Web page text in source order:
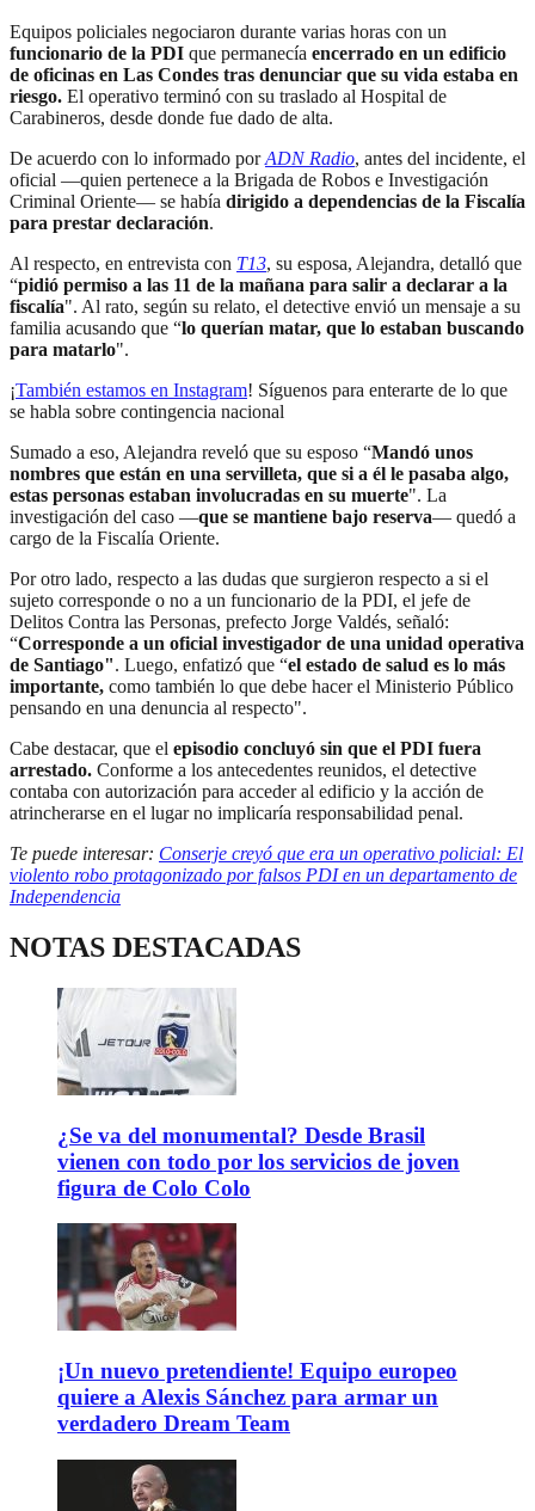
Equipos policiales negociaron durante varias horas con un
funcionario de la PDI que permanecía encerrado en un edificio
de oficinas en Las Condes tras denunciar que su vida estaba en
riesgo. El operativo terminó con su traslado al Hospital de
Carabineros, desde donde fue dado de alta.
De acuerdo con lo informado porADN Radio, antes del incidente, el
oficial —quien pertenece a la Brigada de Robos e Investigación
Criminal Oriente— se había dirigido a dependencias de la Fiscalía
para prestar declaración.
Al respecto, en entrevista con T13, su esposa, Alejandra, detalló que
“pidió permiso a las 11 de la mañana para salir a declarar a la
fiscalía". Al rato, según su relato, el detective envió un mensaje a su
familia acusando que “lo querían matar, que lo estaban buscando
para matarlo".
¡También estamos en Instagram! Síguenos para enterarte de lo que
se habla sobre contingencia nacional
Sumado a eso, Alejandra reveló que su esposo “Mandó unos
nombres que están en una servilleta, que si a él le pasaba algo,
estas personas estaban involucradas en su muerte". La
investigación del caso —que se mantiene bajo reserva— quedó a
cargo de la Fiscalía Oriente.
Por otro lado, respecto a las dudas que surgieron respecto a si el
sujeto corresponde o no a un funcionario de la PDI, el jefe de
Delitos Contra las Personas, prefecto Jorge Valdés, señaló:
“Corresponde a un oficial investigador de una unidad operativa
de Santiago". Luego, enfatizó que “el estado de salud es lo más
importante, como también lo que debe hacer el Ministerio Público
pensando en una denuncia al respecto".
Cabe destacar, que el episodio concluyó sin que el PDI fuera
arrestado. Conforme a los antecedentes reunidos, el detective
contaba con autorización para acceder al edificio y la acción de
atrincherarse en el lugar no implicaría responsabilidad penal.
Te puede interesar: Conserje creyó que era un operativo policial: El
violento robo protagonizado por falsos PDI en un departamento de
Independencia
NOTAS DESTACADAS
¿Se va del monumental? Desde Brasil
vienen con todo por los servicios de joven
figura de Colo Colo
¡Un nuevo pretendiente! Equipo europeo
quiere a Alexis Sánchez para armar un
verdadero Dream Team